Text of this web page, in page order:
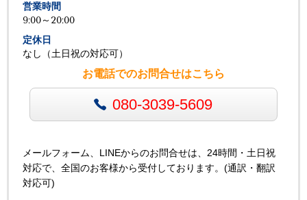
営業時間
9:00～20:00
定休日
なし（土日祝の対応可）
お電話でのお問合せはこちら
080-3039-5609
メールフォーム、LINEからのお問合せは、24時間・土日祝
対応で、全国のお客様から受付しております。(通訳・翻訳
対応可)